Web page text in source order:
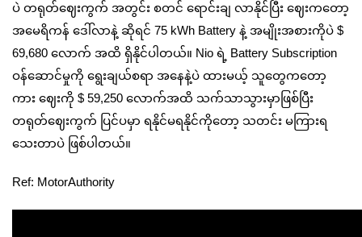
ပဲ တရုတ်ဈေးကွက် အတွင်း စတင် ရောင်းချ လာနိုင်ပြီး ဈေးကတော့
အမေရိကန် ဒေါ်လာနဲ့ ဆိုရင် 75 kWh Battery နဲ့ အမျိုးအစားကိုပဲ $
69,680 လောက် အထိ ရှိနိုင်ပါတယ်။ Nio ရဲ့ Battery Subscription
ဝန်ဆောင်မှုကို ရွေးချယ်စရာ အနေနဲ့ပဲ ထားမယ့် သူတွေကတော့
ကား ဈေးကို $ 59,250 လောက်အထိ သက်သာသွားမှာဖြစ်ပြီး
တရုတ်ဈေးကွက် ပြင်ပမှာ ရနိုင်မရနိုင်ကိုတော့ သတင်း မကြားရ
သေးတာပဲ ဖြစ်ပါတယ်။
Ref: MotorAuthority